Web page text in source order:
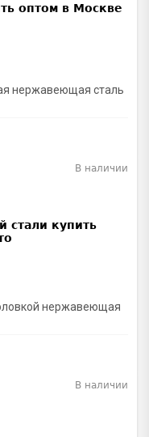
нержавеющая сталь
нержавеющая
В наличии
В наличии